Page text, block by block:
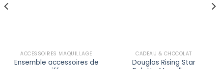
ACCESSOIRES MAQUILLAGE
Ensemble accessoires de
CADEAU & CHOCOLAT
Douglas Rising Star